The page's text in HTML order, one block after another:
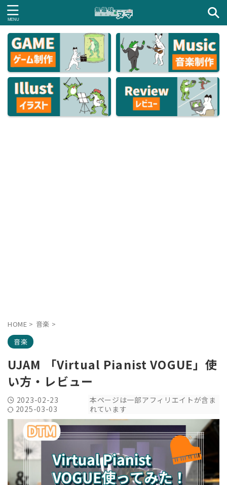
HOME > 音楽 >
音楽
UJAM 「Virtual Pianist VOGUE」使
い方・レビュー
2023-02-23
2025-03-03
本ページは一部アフィリエイトが含ま
れています